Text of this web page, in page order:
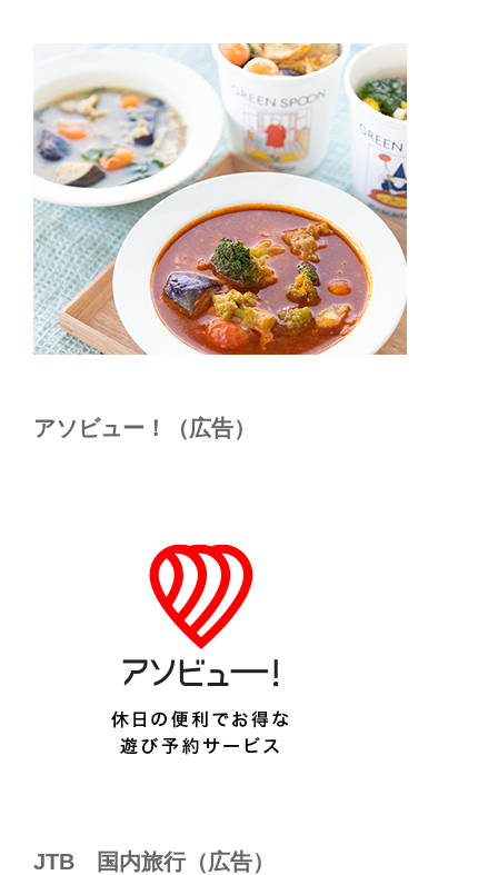
アソビュー！（広告）
JTB 国内旅行（広告）